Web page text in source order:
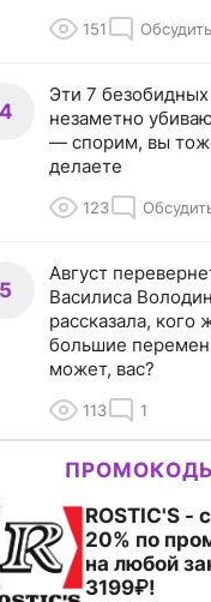
151 Обсудить
4
Эти 7
незаметно
— спорим, вы
делаете
123
5
Август
Василиса
рассказала, кого
большие
может, вас?
113 1
ROSTIC'S -
20% по
на любой
3199₽!